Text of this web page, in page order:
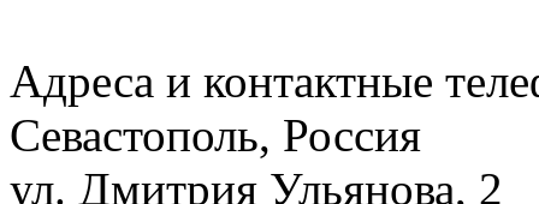
Адреса и контактные
Севастополь, Россия
ул. Дмитрия Ульянова, 2